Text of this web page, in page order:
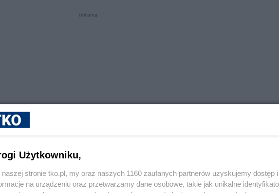
reklama
BoNoBo Vegan
Użytkowniku,
naszej stronie tko.pl, my oraz naszych 1160 zaufanych partnerów uzyskujemy dostęp
na urządzeniu oraz przetwarzamy dane osobowe, takie jak unikalne